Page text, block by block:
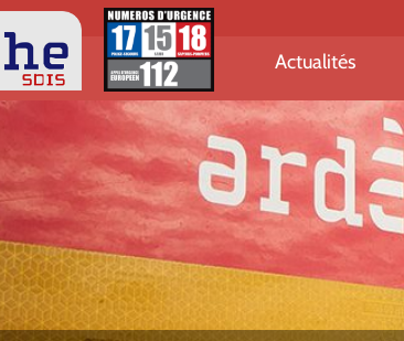
Actualités